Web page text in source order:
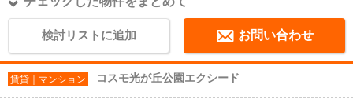
検討リストに追加 お問い合わせ
賃貸｜マンション コスモ光が丘公園エクシード